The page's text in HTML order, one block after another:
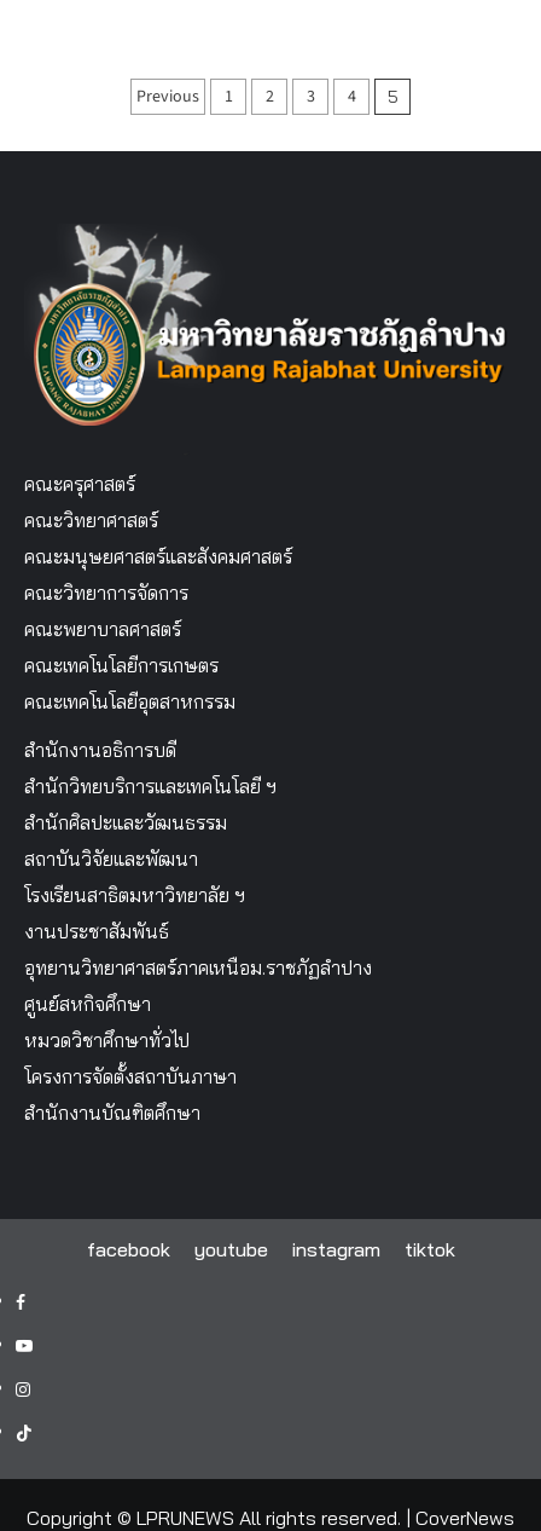
Posts
Previous 1 2 3 4 5
คณะครุศาสตร์
คณะวิทยาศาสตร์
คณะมนุษยศาสตร์และสังคมศาสตร์
คณะวิทยาการจัดการ
คณะพยาบาลศาสตร์
คณะเทคโนโลยีการเกษตร
คณะเทคโนโลยีอุตสาหกรรม
สำนักงานอธิการบดี
สำนักวิทยบริการและเทคโนโลยี ฯ
สำนักศิลปะและวัฒนธรรม
สถาบันวิจัยและพัฒนา
โรงเรียนสาธิตมหาวิทยาลัย ฯ
งานประชาสัมพันธ์
อุทยานวิทยาศาสตร์ภาคเหนือม.ราชภัฏลำปาง
ศูนย์สหกิจศึกษา
หมวดวิชาศึกษาทั่วไป
โครงการจัดตั้งสถาบันภาษา
สำนักงานบัณฑิตศึกษา
facebook youtube instagram tiktok
facebook
youtube
instagram
tiktok
Copyright © LPRUNEWS All rights reserved. CoverNews